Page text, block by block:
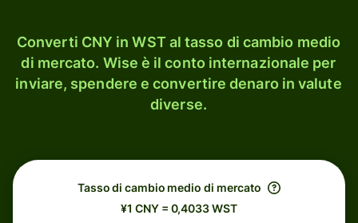
Converti CNY in WST al tasso di cambio medio
di mercato. Wise è il conto internazionale per
inviare, spendere e convertire denaro in valute
diverse.
Tasso di cambio medio di mercato
¥1 CNY = 0,4033 WST